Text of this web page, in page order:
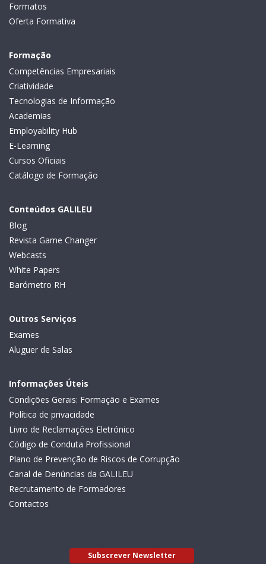
Formatos
Oferta Formativa
Formação
Competências Empresariais
Criatividade
Tecnologias de Informação
Academias
Employability Hub
E-Learning
Cursos Oficiais
Catálogo de Formação
Conteúdos GALILEU
Blog
Revista Game Changer
Webcasts
White Papers
Barómetro RH
Outros Serviços
Exames
Aluguer de Salas
Informações Úteis
Condições Gerais: Formação e Exames
Política de privacidade
Livro de Reclamações Eletrónico
Código de Conduta Profissional
Plano de Prevenção de Riscos de Corrupção
Canal de Denúncias da GALILEU
Recrutamento de Formadores
Contactos
Subscrever Newsletter